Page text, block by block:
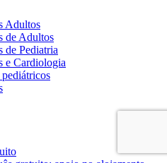
Adultos
de Adultos
de Pediatria
e Cardiologia